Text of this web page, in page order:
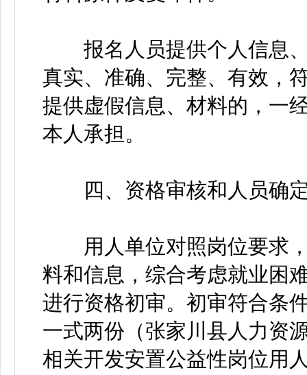
报名人员提供个人信息、
真实、准确、完整、有效，
提供虚假信息、材料的，一
本人承担。
四、资格审核和人员确
用人单位对照岗位要求，
料和信息，综合考虑就业困
进行资格初审。初审符合条
一式两份（张家川县人力资
相关开发安置公益性岗位用